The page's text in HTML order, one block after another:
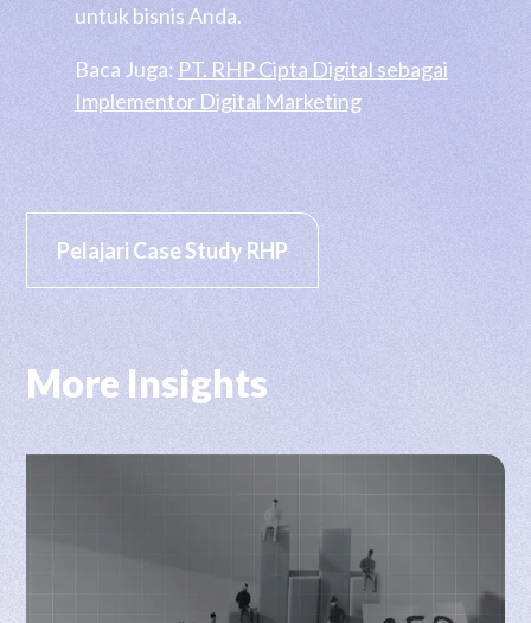
untuk bisnis Anda.
Baca Juga: PT. RHP Cipta Digital sebagai
Implementor Digital Marketing
Pelajari Case Study RHP
More Insights